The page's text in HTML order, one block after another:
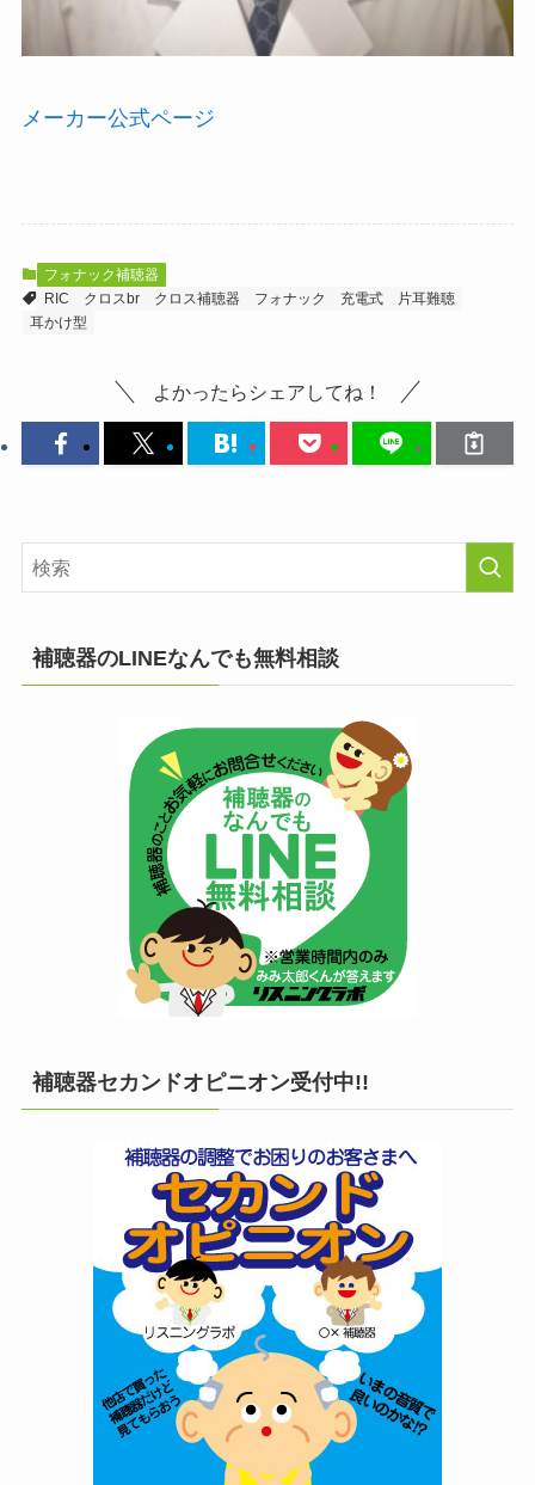
メーカー公式ページ
フォナック補聴器
RIC
クロスbr クロス補聴器 フォナック 充電式
片耳難聴
耳かけ型
よかったらシェアしてね！
補聴器のLINEなんでも無料相談
補聴器セカンドオピニオン受付中!!